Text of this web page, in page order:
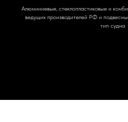
Алюминиевые, стеклопластиковые и
ведущих производителей РФ и
тип судна